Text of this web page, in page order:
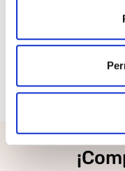
movimientos
con la tecnología y
ofrecerte en cada